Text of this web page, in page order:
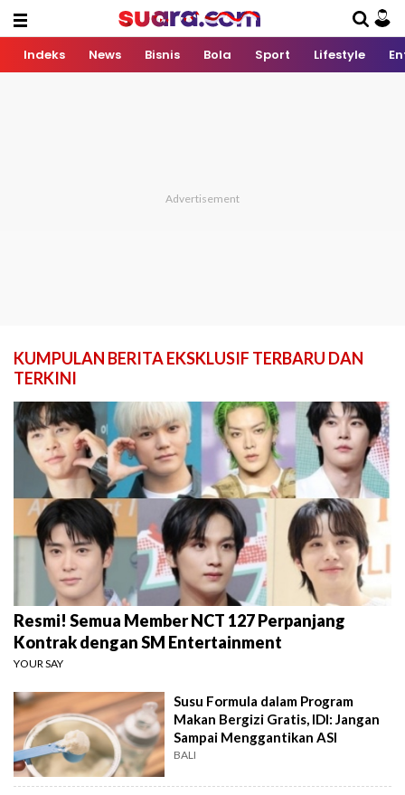
Indeks News Bisnis Bola Sport Lifestyle
KUMPULAN BERITA EKSKLUSIF TERBARU DAN
TERKINI
Resmi! Semua Member NCT 127 Perpanjang
Kontrak dengan SM Entertainment
YOUR SAY
Susu Formula dalam Program
Makan Bergizi Gratis, IDI: Jangan
Sampai Menggantikan ASI
BALI